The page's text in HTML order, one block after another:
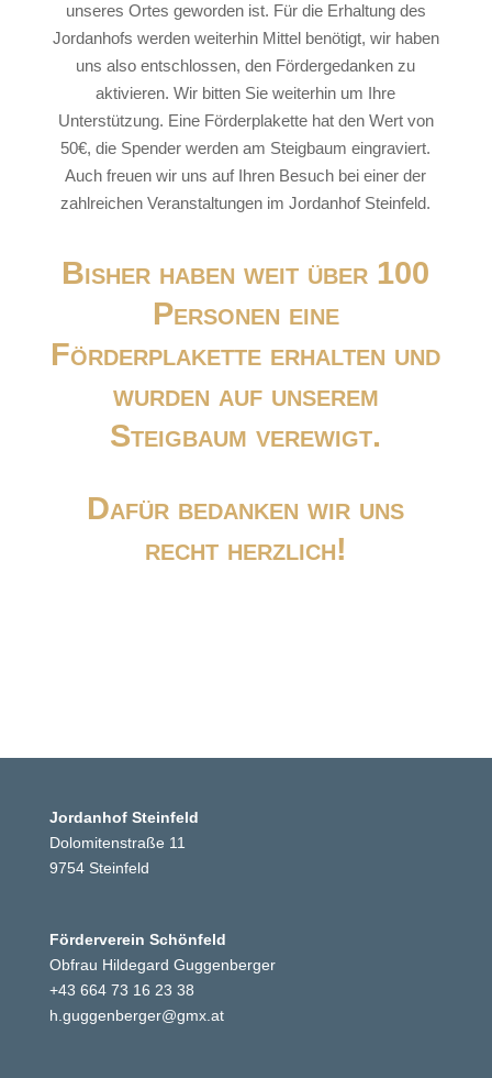
unseres Ortes geworden ist. Für die Erhaltung des
Jordanhofs werden weiterhin Mittel benötigt, wir haben
uns also entschlossen, den Fördergedanken zu
aktivieren. Wir bitten Sie weiterhin um Ihre
Unterstützung. Eine Förderplakette hat den Wert von
50€, die Spender werden am Steigbaum eingraviert.
Auch freuen wir uns auf Ihren Besuch bei einer der
zahlreichen Veranstaltungen im Jordanhof Steinfeld.
Bisher haben weit über 100
Personen eine
Förderplakette erhalten und
wurden auf unserem
Steigbaum verewigt.
Dafür bedanken wir uns
recht herzlich!
Jordanhof Steinfeld
Dolomitenstraße 11
9754 Steinfeld
Förderverein Schönfeld
Obfrau Hildegard Guggenberger
+43 664 73 16 23 38
h.guggenberger@gmx.at